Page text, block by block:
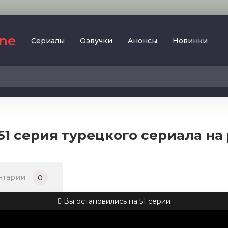
Сериалы
Детектив
Боевик
Oзвучки
AveTurk
Aнoнcы Новинки
серия турецкого сериала на
0
Вы остановились на 51 серии